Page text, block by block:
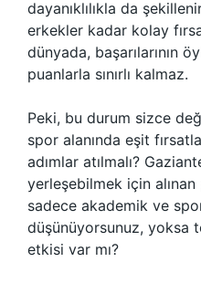
dayanıklılıkla da
erkekler kadar kolay
dünyada, başarılarının
puanlarla sınırlı kalmaz.
Peki, bu durum sizce
spor alanında eşit
adımlar atılmalı?
yerleşebilmek için
sadece akademik ve
düşünüyorsunuz, yoksa
etkisi var mı?